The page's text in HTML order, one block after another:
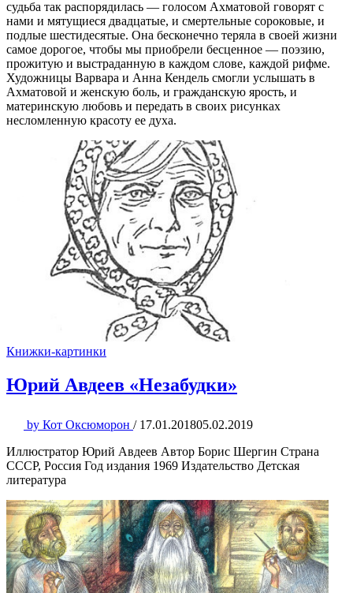
судьба так распорядилась — голосом Ахматовой говорят с
нами и мятущиеся двадцатые, и смертельные сороковые, и
подлые шестидесятые. Она бесконечно теряла в своей жизни
самое дорогое, чтобы мы приобрели бесценное — поэзию,
прожитую и выстраданную в каждом слове, каждой рифме.
Художницы Варвара и Анна Кендель смогли услышать в
Ахматовой и женскую боль, и гражданскую ярость, и
материнскую любовь и передать в своих рисунках
несломленную красоту ее духа.
Книжки-картинки
Юрий Авдеев «Незабудки»
by Кот Оксюморон / 17.01.201805.02.2019
Иллюстратор Юрий Авдеев Автор Борис Шергин Страна
СССР, Россия Год издания 1969 Издательство Детская
литература